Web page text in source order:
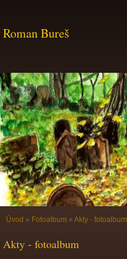
Roman Bureš
Úvod » Fotoalbum » Akty - fotoalbum
Akty - fotoalbum